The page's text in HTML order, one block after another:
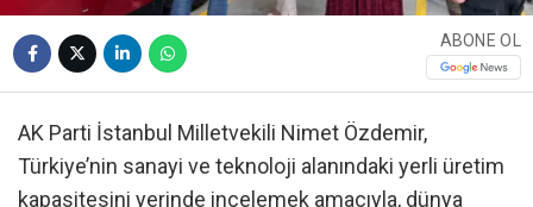
ABONE OL
AK Parti İstanbul Milletvekili Nimet Özdemir,
Türkiye’nin sanayi ve teknoloji alanındaki yerli üretim
kapasitesini yerinde incelemek amacıyla, dünya